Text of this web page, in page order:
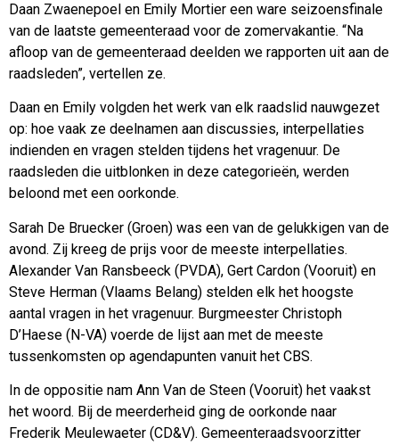
Daan Zwaenepoel en Emily Mortier een ware seizoensfinale
van de laatste gemeenteraad voor de zomervakantie. “Na
afloop van de gemeenteraad deelden we rapporten uit aan de
raadsleden”, vertellen ze.
Daan en Emily volgden het werk van elk raadslid nauwgezet
op: hoe vaak ze deelnamen aan discussies, interpellaties
indienden en vragen stelden tijdens het vragenuur. De
raadsleden die uitblonken in deze categorieën, werden
beloond met een oorkonde.
Sarah De Bruecker (Groen) was een van de gelukkigen van de
avond. Zij kreeg de prijs voor de meeste interpellaties.
Alexander Van Ransbeeck (PVDA), Gert Cardon (Vooruit) en
Steve Herman (Vlaams Belang) stelden elk het hoogste
aantal vragen in het vragenuur. Burgmeester Christoph
D’Haese (N-VA) voerde de lijst aan met de meeste
tussenkomsten op agendapunten vanuit het CBS.
In de oppositie nam Ann Van de Steen (Vooruit) het vaakst
het woord. Bij de meerderheid ging de oorkonde naar
Frederik Meulewaeter (CD&V). Gemeenteraadsvoorzitter